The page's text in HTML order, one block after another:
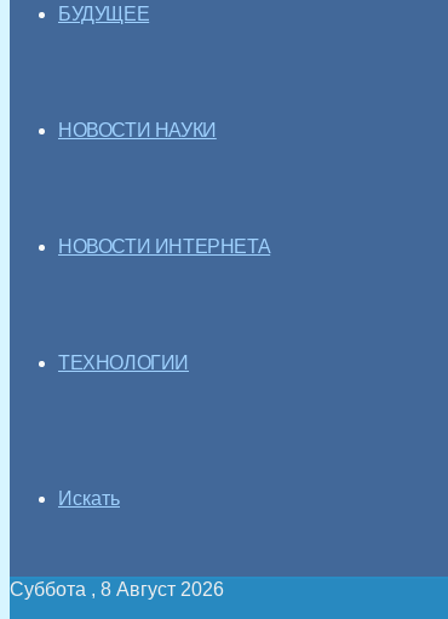
БУДУЩЕЕ
НОВОСТИ НАУКИ
НОВОСТИ ИНТЕРНЕТА
ТЕХНОЛОГИИ
Искать
Суббота , 8 Август 2026